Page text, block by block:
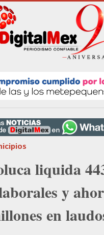
liquida
y
en